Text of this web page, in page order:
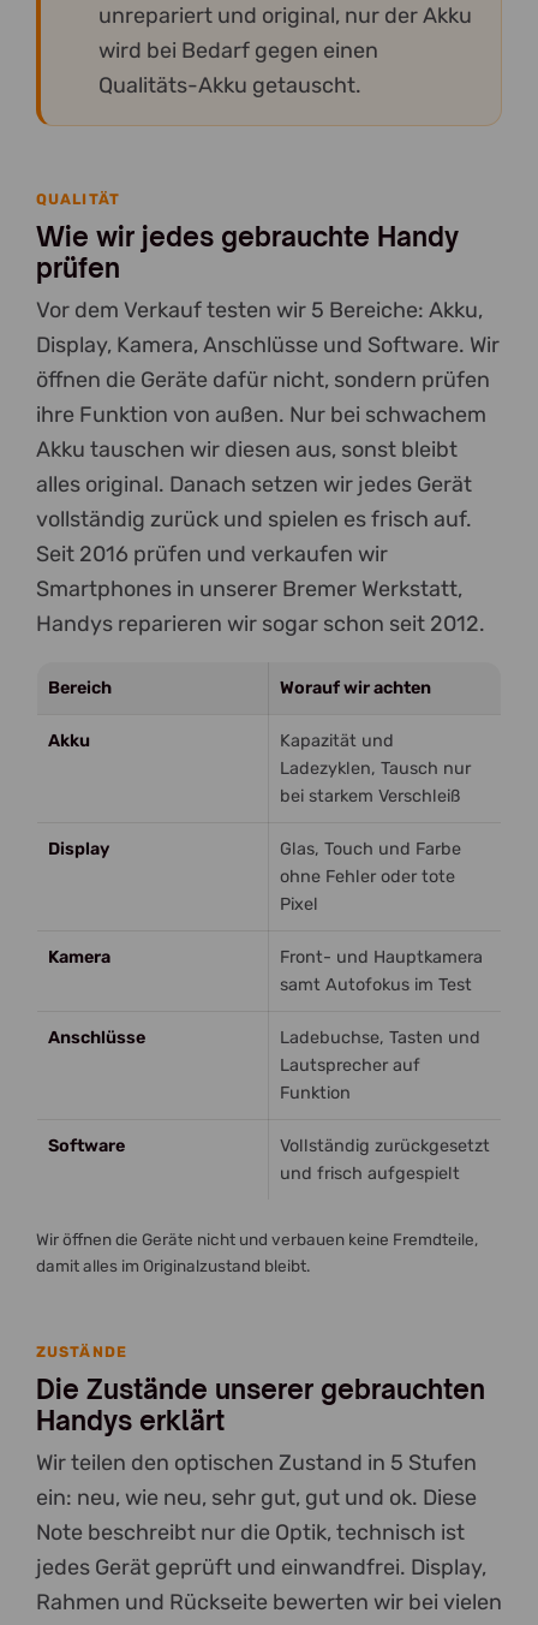
unrepariert und original, nur der Akku
wird bei Bedarf gegen einen
Qualitäts-Akku getauscht.
QUALITÄT
Wie wir jedes gebrauchte Handy
prüfen
Vor dem Verkauf testen wir 5 Bereiche: Akku,
Display, Kamera, Anschlüsse und Software. Wir
öffnen die Geräte dafür nicht, sondern prüfen
ihre Funktion von außen. Nur bei schwachem
Akku tauschen wir diesen aus, sonst bleibt
alles original. Danach setzen wir jedes Gerät
vollständig zurück und spielen es frisch auf.
Seit 2016 prüfen und verkaufen wir
Smartphones in unserer Bremer Werkstatt,
Handys reparieren wir sogar schon seit 2012.
Bereich Worauf wir achten
Akku
Kapazität und
Ladezyklen, Tausch nur
bei starkem Verschleiß
Display
Glas, Touch und Farbe
ohne Fehler oder tote
Pixel
Kamera
Front- und Hauptkamera
samt Autofokus im Test
Anschlüsse
Ladebuchse, Tasten und
Lautsprecher auf
Funktion
Software
Vollständig zurückgesetzt
und frisch aufgespielt
Wir öffnen die Geräte nicht und verbauen keine Fremdteile,
damit alles im Originalzustand bleibt.
ZUSTÄNDE
Die Zustände unserer gebrauchten
Handys erklärt
Wir teilen den optischen Zustand in 5 Stufen
ein: neu, wie neu, sehr gut, gut und ok. Diese
Note beschreibt nur die Optik, technisch ist
jedes Gerät geprüft und einwandfrei. Display,
Rahmen und Rückseite bewerten wir bei vielen